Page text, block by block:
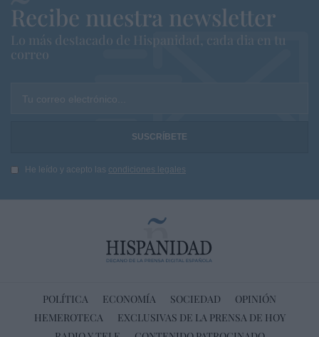
Recibe nuestra newsletter
Lo más destacado de Hispanidad, cada dia en tu
correo
Tu correo electrónico...
He leído y acepto las condiciones legales
POLÍTICA ECONOMÍA SOCIEDAD
OPINIÓN
HEMEROTECA
EXCLUSIVAS DE LA PRENSA DE HOY